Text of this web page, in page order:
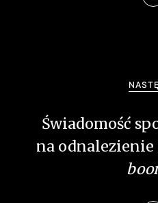
Świadomość
na